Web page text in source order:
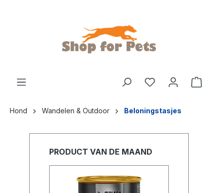
Hond Wandelen & Outdoor Beloningstasjes
PRODUCT VAN DE MAAND